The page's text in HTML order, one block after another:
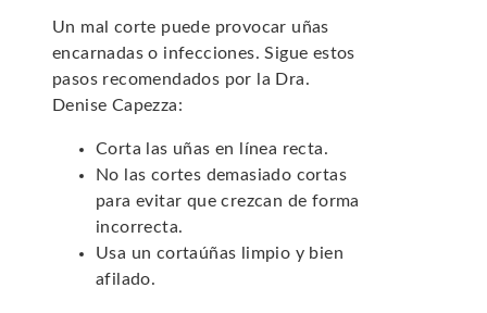
Un mal corte puede provocar uñas
encarnadas o infecciones. Sigue estos
pasos recomendados por la Dra.
Denise Capezza:
Corta las uñas en línea recta.
No las cortes demasiado cortas
para evitar que crezcan de forma
incorrecta.
Usa un cortaúñas limpio y bien
afilado.